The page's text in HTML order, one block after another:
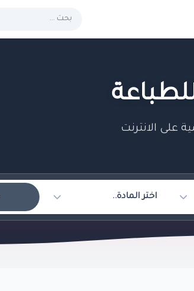
على الانترنت